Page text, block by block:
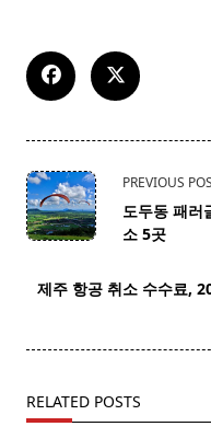
<span
class="nav-
subtitle
reader-
PREVIOUS
도두동 패러
소 5곳
제주 항공 취소 수수료,
RELATED POSTS